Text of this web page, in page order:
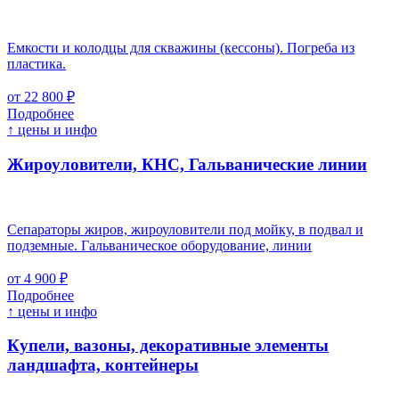
Емкости и колодцы для скважины (кессоны). Погреба из
пластика.
от 22 800 ₽
Подробнее
↑ цены и инфо
Жироуловители, КНС, Гальванические линии
Сепараторы жиров, жироуловители под мойку, в подвал и
подземные. Гальваническое оборудование, линии
от 4 900 ₽
Подробнее
↑ цены и инфо
Купели, вазоны, декоративные элементы
ландшафта, контейнеры